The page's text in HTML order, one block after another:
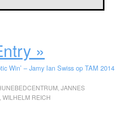
»
Win’ – Jamy Ian Swiss op TAM 2014
JANNES
WILHELM REICH